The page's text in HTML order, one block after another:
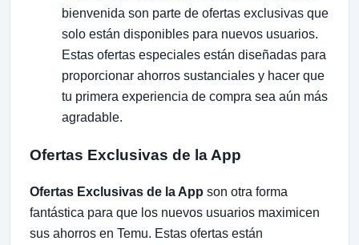
bienvenida son parte de ofertas exclusivas que
solo están disponibles para nuevos usuarios.
Estas ofertas especiales están diseñadas para
proporcionar ahorros sustanciales y hacer que
tu primera experiencia de compra sea aún más
agradable.
Ofertas Exclusivas de la App
Ofertas Exclusivas de la App son otra forma
fantástica para que los nuevos usuarios maximicen
sus ahorros en Temu. Estas ofertas están